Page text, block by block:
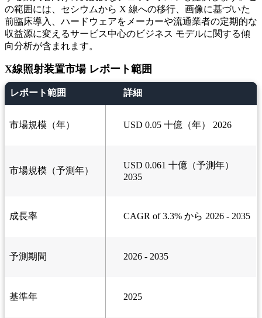
の範囲には、セシウムから X 線への移行、画像に基づいた
前臨床導入、ハードウェアをメーカーや流通業者の定期的な
収益源に変えるサービス中心のビジネス モデルに関する傾
向分析が含まれます。
X線照射装置市場 レポート範囲
レポート範囲 詳細
市場規模（年） USD 0.05 十億（年） 2026
市場規模（予測年）
USD 0.061 十億（予測年）
2035
成長率 CAGR of 3.3% から 2026 - 2035
予測期間 2026 - 2035
基準年 2025